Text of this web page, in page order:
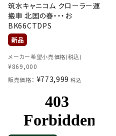
筑水キャニコム クローラー運
搬車 北国の春・・・お
BK66CTDPS
メーカー希望小売価格(税込)
¥869,000
販売価格： ¥773,999 税込